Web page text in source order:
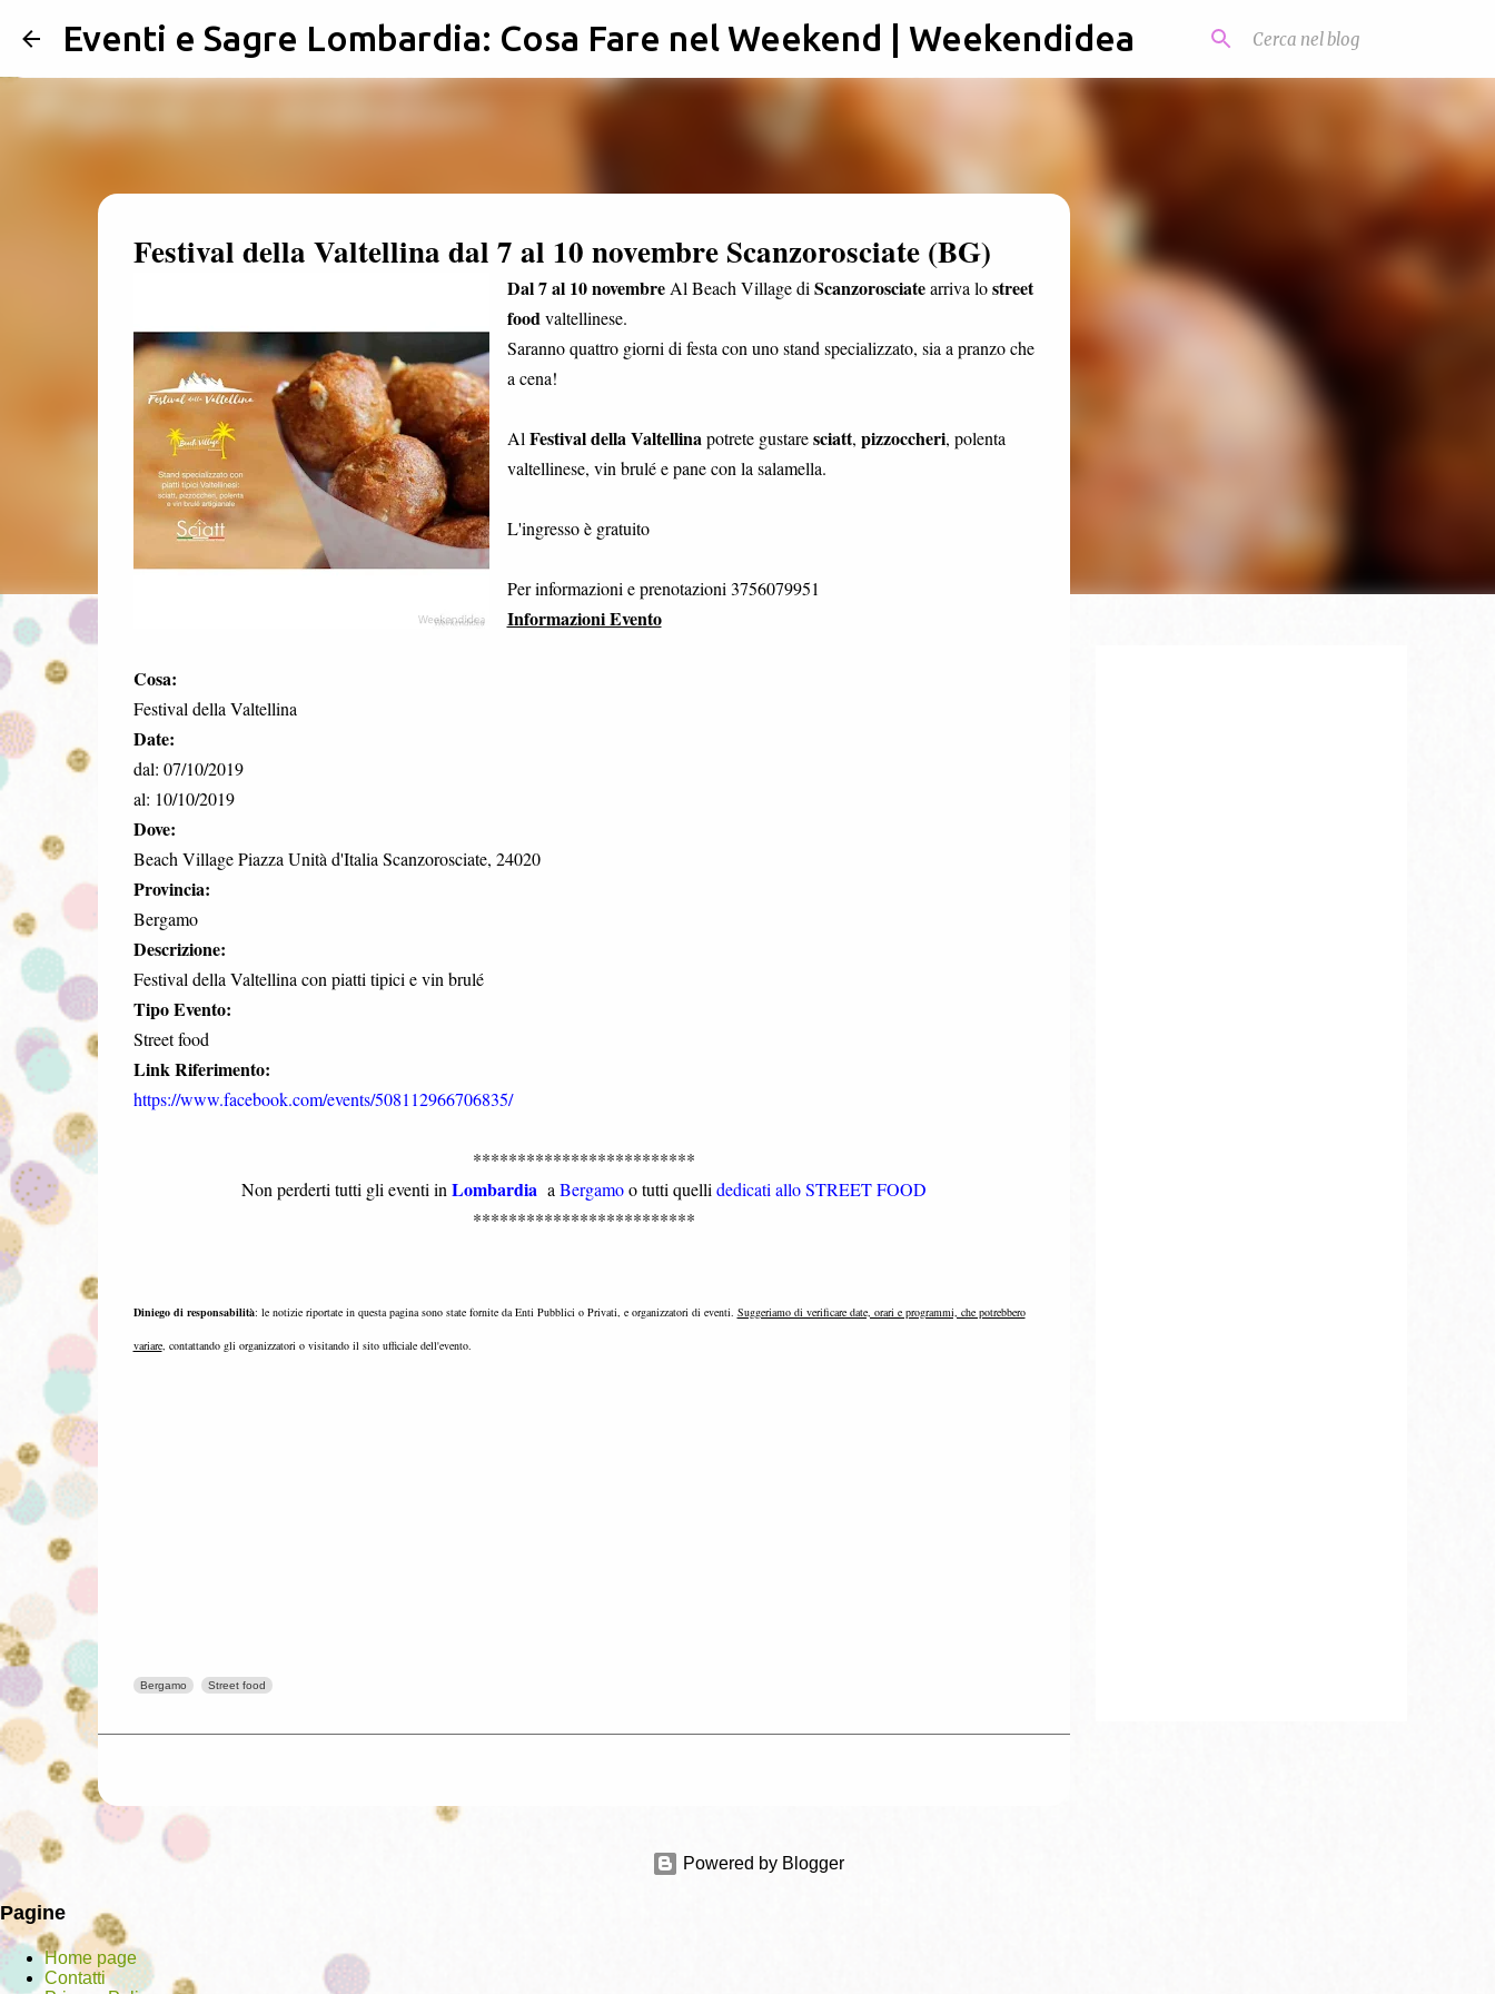
Passa ai contenuti principali
Eventi e Sagre Lombardia: Cosa Fare nel Weekend | Weekendidea
Festival della Valtellina dal 7 al 10 novembre Scanzorosciate (BG)
Dal 7 al 10 novembreAl Beach Village di Scanzorosciatearriva lostreet
food valtellinese.
Saranno quattro giorni di festa con uno stand specializzato, sia a pranzo che
a cena!
Al Festival della Valtellina potrete gustaresciatt, pizzoccheri, polenta
valtellinese, vin brulé e pane con la salamella.
L'ingresso è gratuito
Per informazioni e prenotazioni 3756079951
Informazioni Evento
Cosa:
Festival della Valtellina
Date:
dal: 07/10/2019
al: 10/10/2019
Dove:
Beach Village Piazza Unità d'Italia Scanzorosciate, 24020
Provincia:
Bergamo
Descrizione:
Festival della Valtellina con piatti tipici e vin brulé
Tipo Evento:
Street food
Link Riferimento:
https://www.facebook.com/events/508112966706835/
*************************
Non perderti tutti gli eventi in Lombardia a Bergamoo tutti quelli dedicati allo STREET FOOD
*************************
Diniego di responsabilità: le notizie riportate in questa pagina sono state fornite da Enti Pubblici o Privati, e organizzatori di eventi. Suggeriamo di verificare date, orari e programmi, che potrebbero
variare, contattando gli organizzatori o visitando il sito ufficiale dell'evento.
Bergamo Street food
Powered by Blogger
Pagine
Home page
Contatti